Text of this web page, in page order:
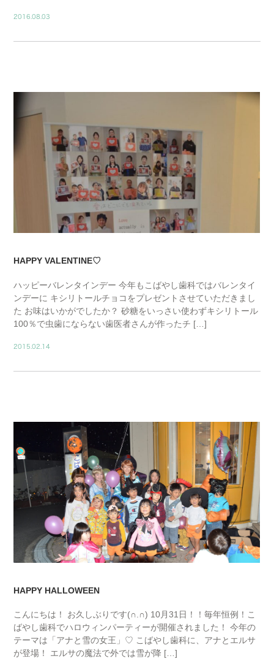
2016.08.03
HAPPY VALENTINE♡
ハッピーバレンタインデー 今年もこばやし歯科ではバレンタイ
ンデーに キシリトールチョコをプレゼントさせていただきまし
た お味はいかがでしたか？ 砂糖をいっさい使わずキシリトール
100％で虫歯にならない歯医者さんが作ったチ […]
2015.02.14
HAPPY HALLOWEEN
こんにちは！ お久しぶりです(∩.∩) 10月31日！！毎年恒例！こ
ばやし歯科でハロウィンパーティーが開催されました！ 今年の
テーマは「アナと雪の女王」♡ こばやし歯科に、アナとエルサ
が登場！ エルサの魔法で外では雪が降 […]